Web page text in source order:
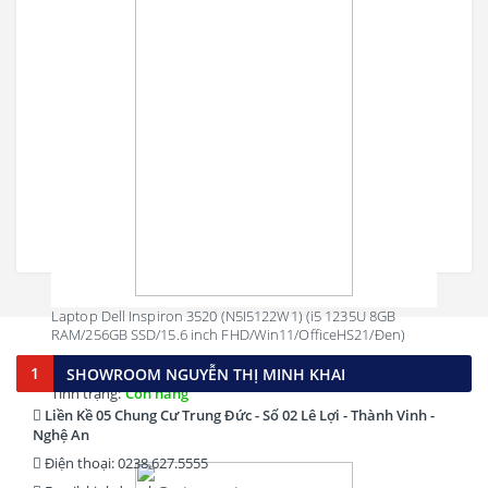
Laptop Dell Inspiron 3520 (N5I5122W1) (i5 1235U 8GB
RAM/256GB SSD/15.6 inch FHD/Win11/OfficeHS21/Đen)
15,690,000 đ
Tình trạng: Còn hàng
1 SHOWROOM NGUYỄN THỊ MINH KHAI
Liền Kề 05 Chung Cư Trung Đức - Số 02 Lê Lợi - Thành Vinh -
Nghệ An
Điện thoại: 0238.627.5555